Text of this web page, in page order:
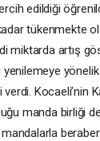
edildiği
tükenmekte
miktarda artış
yenilemeye
Kocaeli’nin
manda birliği
mandalarla